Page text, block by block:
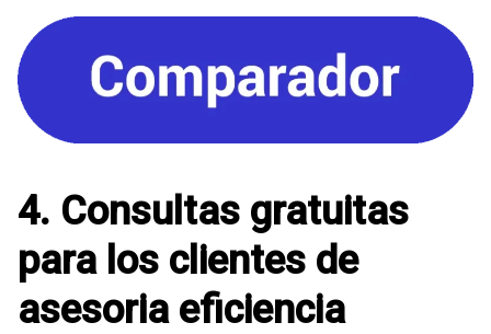
4. Consultas gratuitas
para los clientes de
asesoria eficiencia